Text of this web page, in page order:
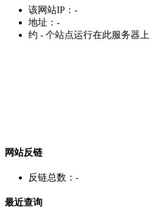
该网站IP： -
地址： -
约 - 个站点运行在此服务器上
网站反链
反链总数： -
最近查询